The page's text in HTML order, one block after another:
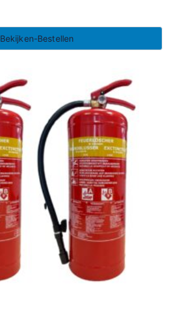
Bekijken-Bestellen